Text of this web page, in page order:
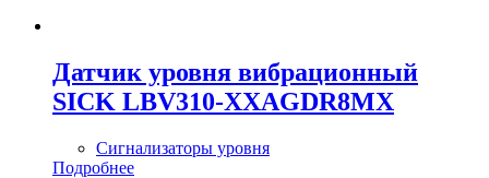
Датчик уровня вибрационный
SICK LBV310-XXAGDR8MX
Сигнализаторы уровня
Подробнее